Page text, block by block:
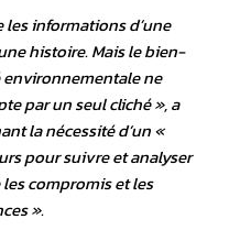
les informations d’une
histoire. Mais le bien-
environnementale ne
par un seul cliché », a
la nécessité d’un «
pour suivre et analyser
compromis et les
».